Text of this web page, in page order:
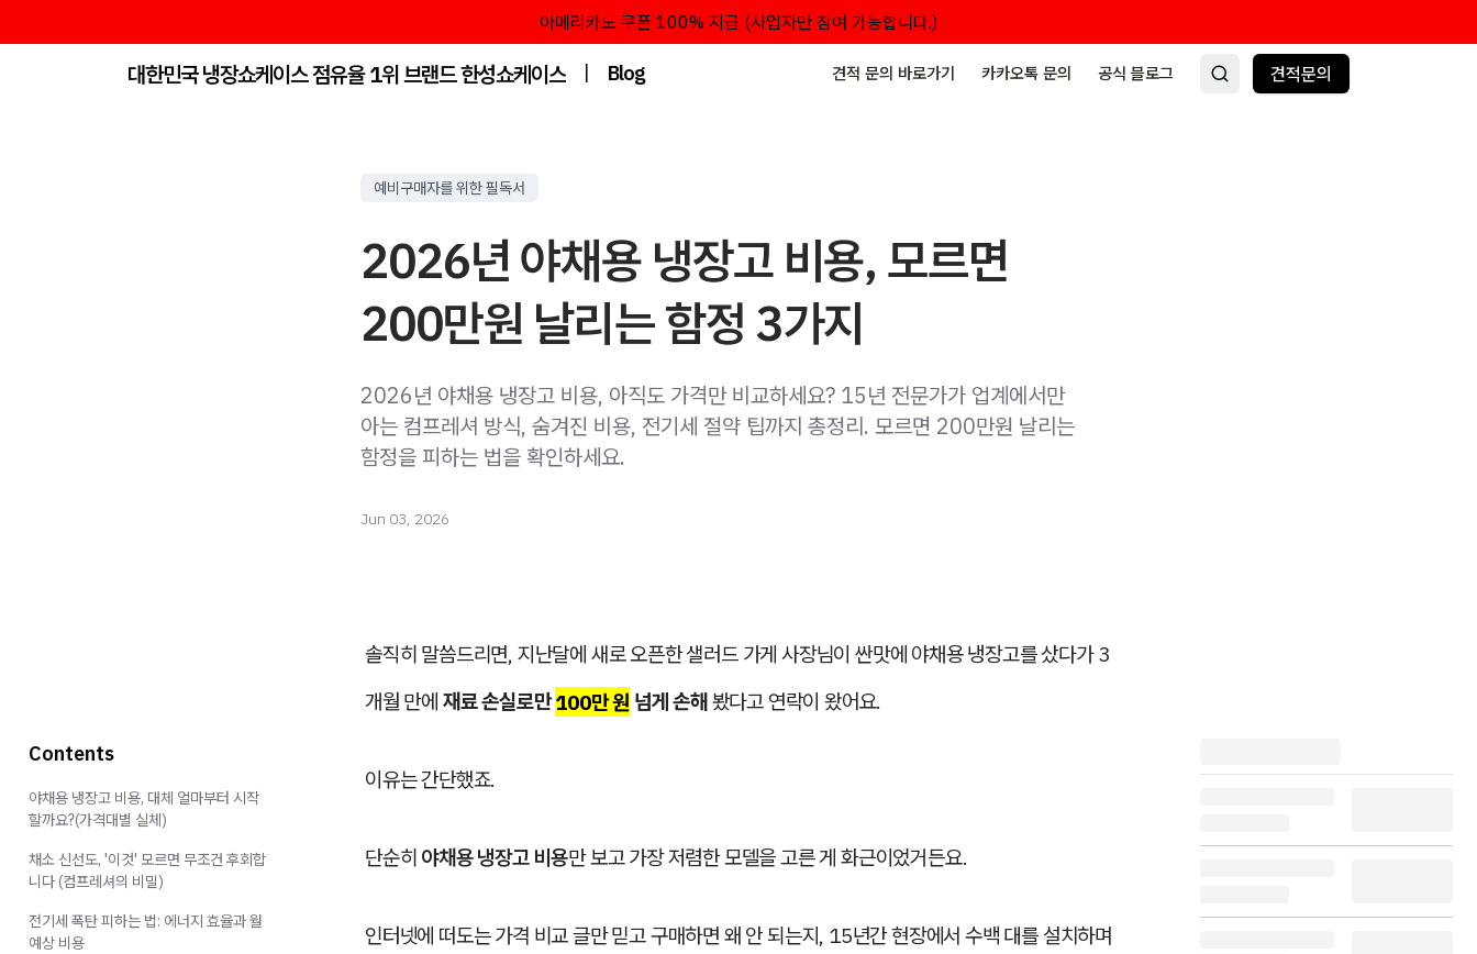
아메리카노 쿠폰 100% 지급 (사업자만 참여 가능합니다.)
대한민국 냉장쇼케이스 점유율 1위 브랜드 한성쇼케이스 | Blog 견적 문의 바로가기 카카오톡 문의 공식 블로그 견적문의
예비구매자를 위한 필독서
2026년 야채용 냉장고 비용, 모르면
200만원 날리는 함정 3가지
2026년 야채용 냉장고 비용, 아직도 가격만 비교하세요? 15년 전문가가 업계에서만
아는 컴프레셔 방식, 숨겨진 비용, 전기세 절약 팁까지 총정리. 모르면 200만원 날리는
함정을 피하는 법을 확인하세요.
Jun 03, 2026
솔직히 말씀드리면, 지난달에 새로 오픈한 샐러드 가게 사장님이 싼맛에 야채용 냉장고를 샀다가 3
개월 만에 재료 손실로만100만 원 넘게 손해봤다고 연락이 왔어요.
이유는 간단했죠.
단순히 야채용 냉장고 비용만 보고 가장 저렴한 모델을 고른 게 화근이었거든요.
인터넷에 떠도는 가격 비교 글만 믿고 구매하면 왜 안 되는지, 15년간 현장에서 수백 대를 설치하며
Contents
야채용 냉장고 비용, 대체 얼마부터 시작
할까요?(가격대별 실체)
채소 신선도, '이것' 모르면 무조건 후회합
니다 (컴프레셔의 비밀)
전기세 폭탄 피하는 법: 에너지 효율과 월
예상 비용